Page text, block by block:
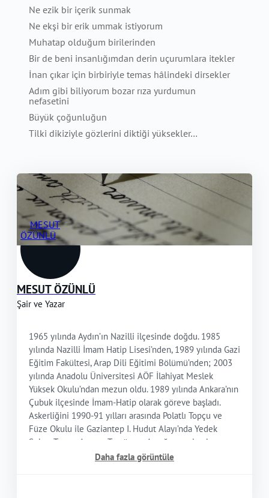
Ne ezik bir içerik sunmak
Ne ekşi bir erik ummak istiyorum
Muhatap olduğum birilerinden
Bir de beni insanlığımdan derin uçurumlara itekler
İnan çıkar için birbiriyle temas hâlindeki dirsekler
Adım gibi biliyorum bozar rıza yurdumun
nefasetini
Büyük çoğunluğun
Tilki dikiziyle gözlerini diktiği yüksekler…
MESUT ÖZÜNLÜ
Şair ve Yazar
1965 yılında Aydın’ın Nazilli ilçesinde doğdu. 1985
yılında Nazilli İmam Hatip Lisesi’nden, 1989 yılında Gazi
Eğitim Fakültesi, Arap Dili Eğitimi Bölümü’nden; 2003
yılında Anadolu Üniversitesi AÖF İlahiyat Meslek
Yüksek Okulu’ndan mezun oldu. 1989 yılında Ankara’nın
Çubuk ilçesinde İmam-Hatip olarak göreve başladı.
Askerliğini 1990-91 yılları arasında Polatlı Topçu ve
Füze Okulu ile Gaziantep I. Hudut Alayı’nda Yedek
Subay Topçu, Arapça Tercüman Asteğmen olarak yaptı.
Daha fazla görüntüle